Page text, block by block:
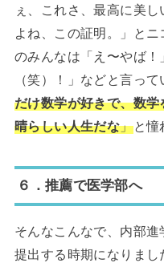
ぇ、これさ、最高に美
よね、この証明。」と
のみんなは「え〜やば
（笑）！」などと言っ
だけ数学が好きで、数
晴らしい人生だな」と憧
６．推薦で医学部へ
そんなこんなで、内部
提出する時期になりま